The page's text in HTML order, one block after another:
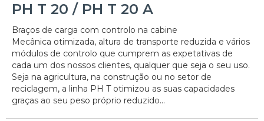
PH T 20 / PH T 20 A
Braços de carga com controlo na cabine
Mecânica otimizada, altura de transporte reduzida e vários
módulos de controlo que cumprem as expetativas de
cada um dos nossos clientes, qualquer que seja o seu uso.
Seja na agricultura, na construção ou no setor de
reciclagem, a linha PH T otimizou as suas capacidades
graças ao seu peso próprio reduzido...